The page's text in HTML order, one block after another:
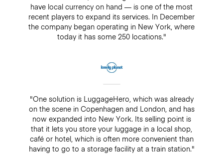
have local currency on hand — is one of the most
recent players to expand its services. In December
the company began operating in New York, where
today it has some 250 locations."
"One solution is LuggageHero, which was already
on the scene in Copenhagen and London, and has
now expanded into New York. Its selling point is
that it lets you store your luggage in a local shop,
café or hotel, which is often more convenient than
having to go to a storage facility at a train station."